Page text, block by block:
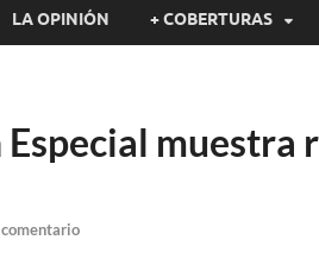
LA OPINIÓN + COBERTURAS
muestra